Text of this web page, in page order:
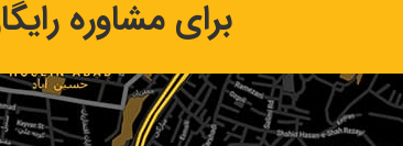
برای مشاوره